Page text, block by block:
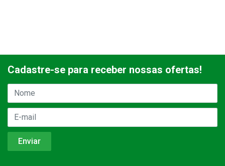
Cadastre-se para receber nossas ofertas!